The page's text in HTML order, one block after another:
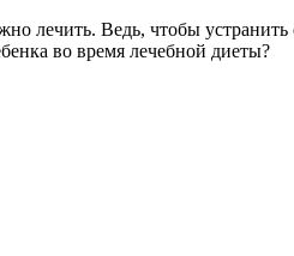
лечить. Ведь, чтобы
во время лечебной диеты?